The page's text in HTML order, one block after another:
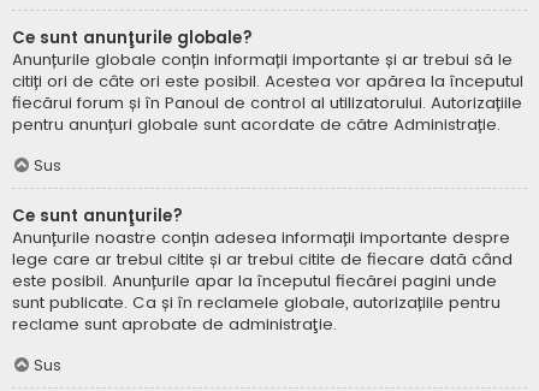
Ce sunt anunţurile globale?
Anunțurile globale conțin informații importante și ar trebui să le
citiți ori de câte ori este posibil. Acestea vor apărea la începutul
fiecărui forum și în Panoul de control al utilizatorului. Autorizațiile
pentru anunțuri globale sunt acordate de către Administrație.
Sus
Ce sunt anunţurile?
Anunțurile noastre conțin adesea informații importante despre
lege care ar trebui citite și ar trebui citite de fiecare dată când
este posibil. Anunțurile apar la începutul fiecărei pagini unde
sunt publicate. Ca și în reclamele globale, autorizațiile pentru
reclame sunt aprobate de administraţie.
Sus